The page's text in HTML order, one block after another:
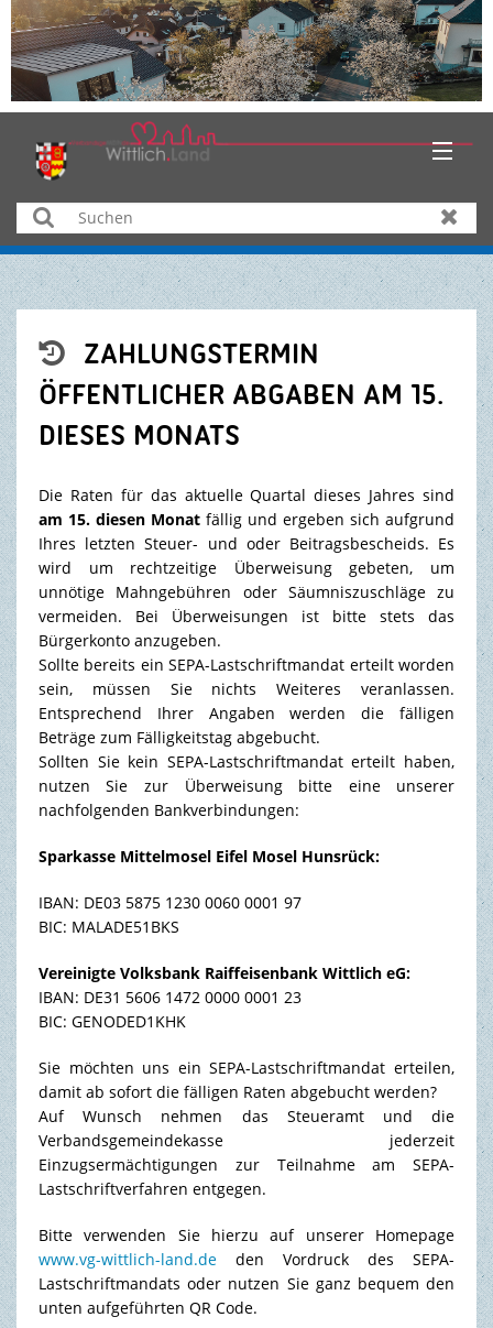
HOME
AKTUELLES
BÜRGER & SERVICE
WIRTSCHAFT
BILDUNG & KULTUR
TOURISMUS & FREIZEIT
Suchen

ZAHLUNGSTERMIN
ÖFFENTLICHER ABGABEN AM 15.
DIESES MONATS
Die Raten für das aktuelle Quartal dieses Jahres sind
am 15. diesen Monat fällig und ergeben sich aufgrund
Ihres letzten Steuer- und oder Beitragsbescheids. Es
wird um rechtzeitige Überweisung gebeten, um
unnötige Mahngebühren oder Säumniszuschläge zu
vermeiden. Bei Überweisungen ist bitte stets das
Bürgerkonto anzugeben.
Sollte bereits ein SEPA-Lastschriftmandat erteilt worden
sein, müssen Sie nichts Weiteres veranlassen.
Entsprechend Ihrer Angaben werden die fälligen
Beträge zum Fälligkeitstag abgebucht.
Sollten Sie kein SEPA-Lastschriftmandat erteilt haben,
nutzen Sie zur Überweisung bitte eine unserer
nachfolgenden Bankverbindungen:
Sparkasse Mittelmosel Eifel Mosel Hunsrück:
IBAN: DE03 5875 1230 0060 0001 97
BIC: MALADE51BKS
Vereinigte Volksbank Raiffeisenbank Wittlich eG:
IBAN: DE31 5606 1472 0000 0001 23
BIC: GENODED1KHK
Sie möchten uns ein SEPA-Lastschriftmandat erteilen,
damit ab sofort die fälligen Raten abgebucht werden?
Auf Wunsch nehmen das Steueramt und die
Verbandsgemeindekasse jederzeit
Einzugsermächtigungen zur Teilnahme am SEPA-
Lastschriftverfahren entgegen.
Bitte verwenden Sie hierzu auf unserer Homepage
www.vg-wittlich-land.deden Vordruck des SEPA-
Lastschriftmandats oder nutzen Sie ganz bequem den
unten aufgeführten QR Code.